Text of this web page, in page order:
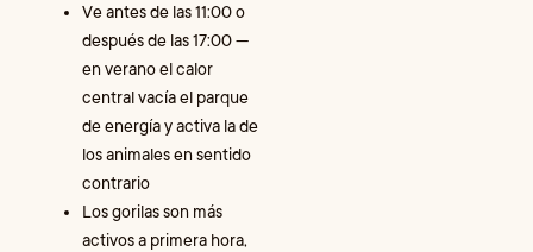
Ve antes de las 11:00 o
después de las 17:00 —
en verano el calor
central vacía el parque
de energía y activa la de
los animales en sentido
contrario
Los gorilas son más
activos a primera hora,